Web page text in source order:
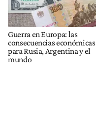
Guerra en Europa: las
consecuencias económicas
para Rusia, Argentina y el
mundo